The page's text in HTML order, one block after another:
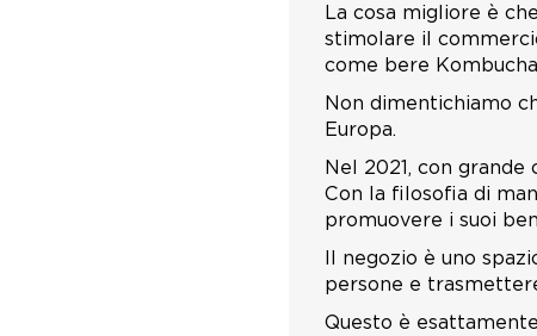
La cosa migliore è
stimolare il
come bere
Non dimentichiamo
Europa.
Nel 2021, con
Con la filosofia di
promuovere i suoi
Il negozio è uno
persone e
Questo è